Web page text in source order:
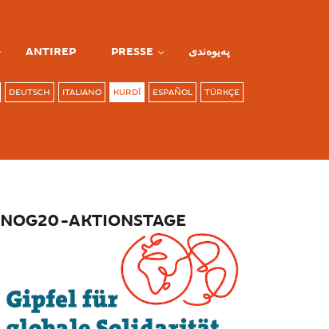
ANTIREP PRESSE پەیوەندی
DEUTSCH ITALIANO KURDÎ ESPAÑOL TÜRKÇE
NOG20-AKTIONSTAGE